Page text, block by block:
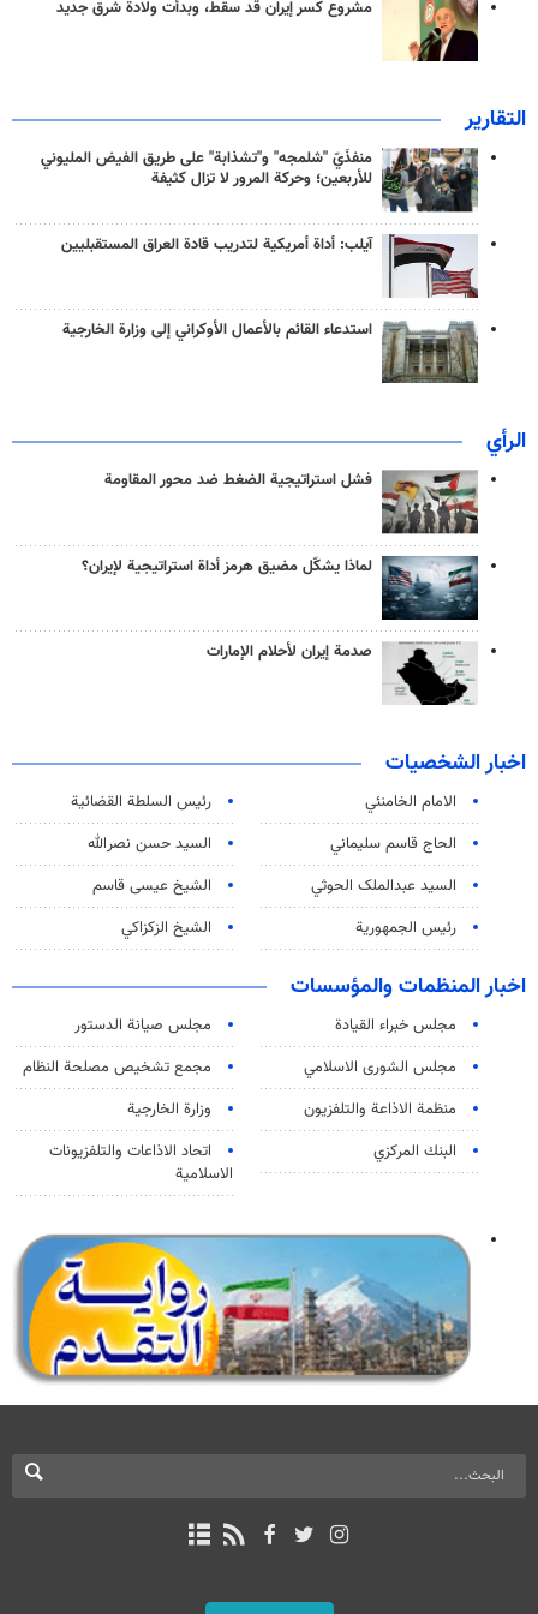
مشروع كسر إيران قد سقط، وبدأت ولادة شرق جديد
التقارير
منفذَيّ "شلمجه" و"تشذابة" على طريق الفيض المليوني
للأربعين؛ وحركة المرور لا تزال كثيفة
آيلب: أداة أمريكية لتدريب قادة العراق المستقبليين
استدعاء القائم بالأعمال الأوكراني إلى وزارة الخارجية
الرأي
فشل استراتيجية الضغط ضد محور المقاومة
لماذا يشكّل مضيق هرمز أداة استراتيجية لإيران؟
صدمة إيران لأحلام الإمارات
اخبار الشخصيات
الامام الخامنئي
رئیس السلطة القضائیة
الحاج قاسم سليماني
السيد حسن نصرالله
السید عبدالملک الحوثي
الشيخ عيسى قاسم
رئيس الجمهورية
الشيخ الزكزاكي
اخبار المنظمات والمؤسسات
مجلس خبراء القيادة
مجلس صيانة الدستور
مجلس الشورى الاسلامي
مجمع تشخيص مصلحة النظام
منظمة الاذاعة والتلفزیون
وزارة الخارجية
البنك المركزي
اتحاد الاذاعات والتلفزيونات
الاسلامية